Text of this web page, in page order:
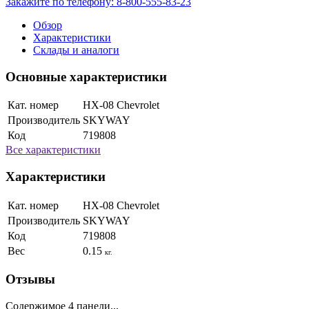
Обзор
Характеристики
Склады и аналоги
Основные характеристики
Кат. номер
HX-08 Chevrolet
Производитель SKYWAY
Код
719808
Все характеристики
Характеристики
Кат. номер
HX-08 Chevrolet
Производитель SKYWAY
Код
719808
Вес
0.15 кг.
Отзывы
Содержимое 4 панели...